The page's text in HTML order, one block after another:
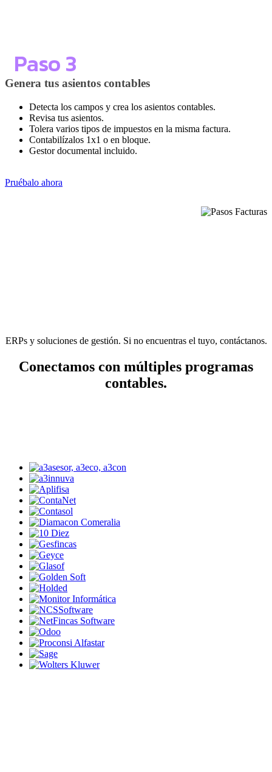
Paso 3
Genera tus asientos contables
Detecta los campos y crea los asientos contables.
Revisa tus asientos.
Tolera varios tipos de impuestos en la misma factura.
Contabilízalos 1x1 o en bloque.
Gestor documental incluido.
Pruébalo ahora
ERPs y soluciones de gestión. Si no encuentras el tuyo, contáctanos.
Conectamos con múltiples programas
contables.